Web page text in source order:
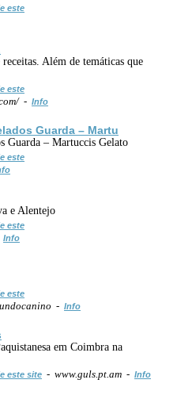
este
Além de temáticas que
este
- Info
Guarda – Martu
Guarda – Martuccis Gelato
este
e Alentejo
este
Info
este
- Info
em Coimbra na
este site - www.guls.pt.am - Info